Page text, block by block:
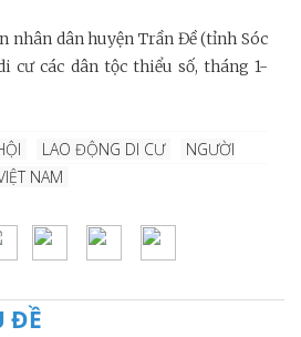
nhân dân huyện Trần Đề (tỉnh Sóc
cư các dân tộc thiểu số, tháng 1-
LAO ĐỘNG DI CƯ
NGƯỜI
NAM
ĐỀ